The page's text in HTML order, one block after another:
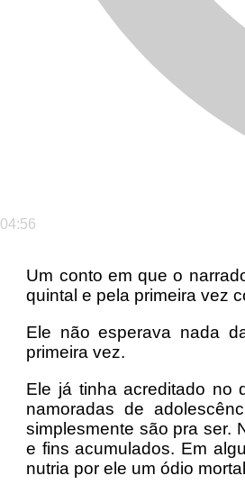
04:56
Um conto em que o
quintal e pela primeira vez
Ele não esperava nada
primeira vez.
Ele já tinha acreditado no
namoradas de
simplesmente são pra ser.
e fins acumulados. Em
nutria por ele um ódio